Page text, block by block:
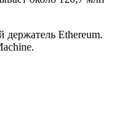
Ethereum.